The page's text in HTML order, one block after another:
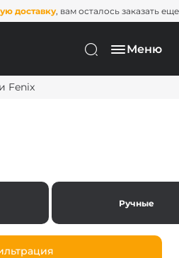
, вам осталось заказать еще на2
Меню
Fenix
Ручные